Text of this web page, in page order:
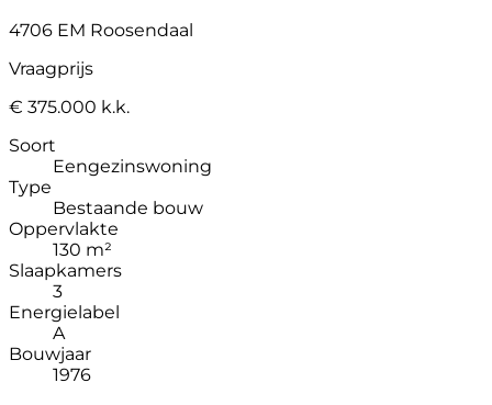
4706 EM Roosendaal
Vraagprijs
€ 375.000 k.k.
Soort
Eengezinswoning
Type
Bestaande bouw
Oppervlakte
130 m²
Slaapkamers
3
Energielabel
A
Bouwjaar
1976